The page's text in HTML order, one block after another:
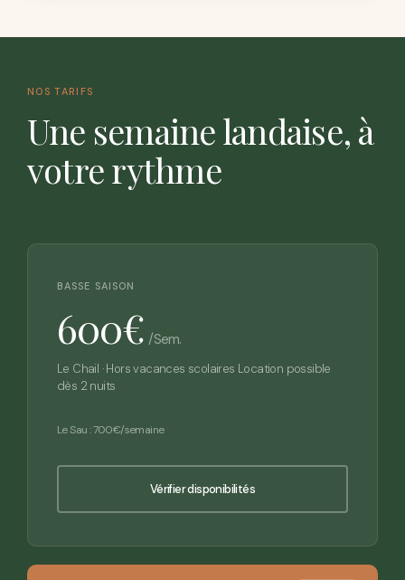
NOS TARIFS
Une semaine landaise, à
votre rythme
BASSE SAISON
600€ /sem.
Le Chail · Hors vacances scolaires Location possible
dès 2 nuits
Le Sau : 700€/semaine
Vérifier disponibilités